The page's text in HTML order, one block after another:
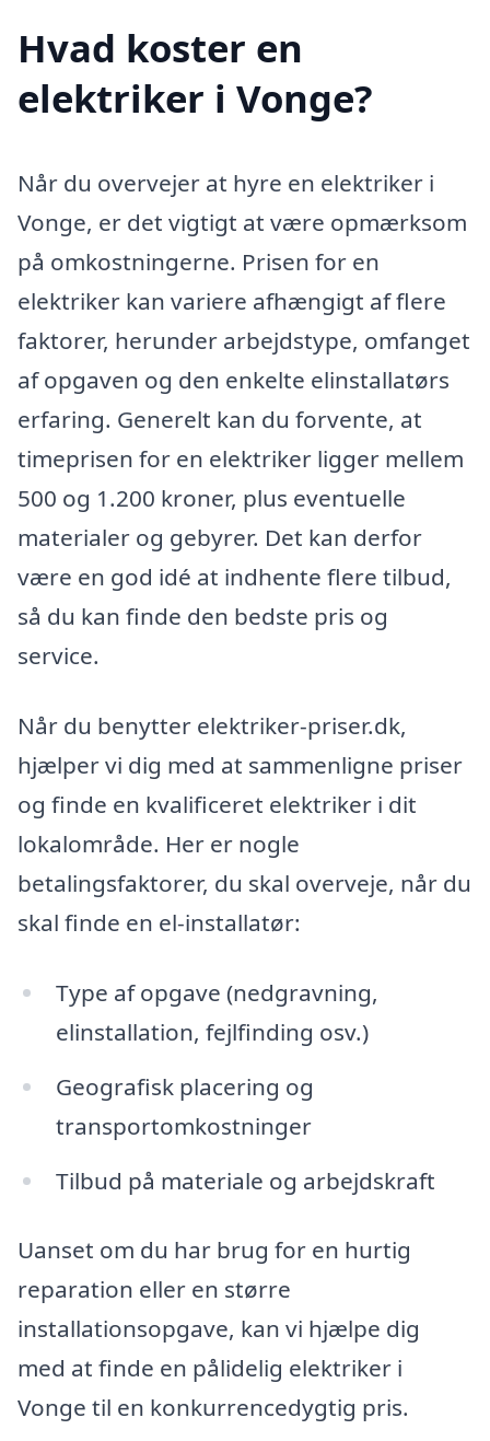
Hvad koster en
elektriker i Vonge?
Når du overvejer at hyre en elektriker i
Vonge, er det vigtigt at være opmærksom
på omkostningerne. Prisen for en
elektriker kan variere afhængigt af flere
faktorer, herunder arbejdstype, omfanget
af opgaven og den enkelte elinstallatørs
erfaring. Generelt kan du forvente, at
timeprisen for en elektriker ligger mellem
500 og 1.200 kroner, plus eventuelle
materialer og gebyrer. Det kan derfor
være en god idé at indhente flere tilbud,
så du kan finde den bedste pris og
service.
Når du benytter elektriker-priser.dk,
hjælper vi dig med at sammenligne priser
og finde en kvalificeret elektriker i dit
lokalområde. Her er nogle
betalingsfaktorer, du skal overveje, når du
skal finde en el-installatør:
Type af opgave (nedgravning,
elinstallation, fejlfinding osv.)
Geografisk placering og
transportomkostninger
Tilbud på materiale og arbejdskraft
Uanset om du har brug for en hurtig
reparation eller en større
installationsopgave, kan vi hjælpe dig
med at finde en pålidelig elektriker i
Vonge til en konkurrencedygtig pris.